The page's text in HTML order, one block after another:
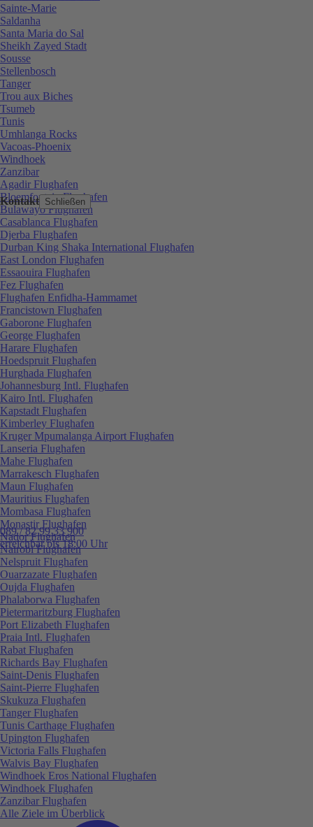
Kontakt Schließen
089 / 82 99 33 900
erreichbar bis 18:00 Uhr
Sainte-Marie
Saldanha
Santa Maria do Sal
Sheikh Zayed Stadt
Sousse
Stellenbosch
Tanger
Trou aux Biches
Tsumeb
Tunis
Umhlanga Rocks
Vacoas-Phoenix
Windhoek
Zanzibar
Agadir Flughafen
Bloemfontein Flughafen
Bulawayo Flughafen
Casablanca Flughafen
Djerba Flughafen
Durban King Shaka International Flughafen
East London Flughafen
Essaouira Flughafen
Fez Flughafen
Flughafen Enfidha-Hammamet
Francistown Flughafen
Gaborone Flughafen
George Flughafen
Harare Flughafen
Hoedspruit Flughafen
Hurghada Flughafen
Johannesburg Intl. Flughafen
Kairo Intl. Flughafen
Kapstadt Flughafen
Kimberley Flughafen
Kruger Mpumalanga Airport Flughafen
Lanseria Flughafen
Mahe Flughafen
Marrakesch Flughafen
Maun Flughafen
Mauritius Flughafen
Mombasa Flughafen
Monastir Flughafen
Nador Flughafen
Nairobi Flughafen
Nelspruit Flughafen
Ouarzazate Flughafen
Oujda Flughafen
Phalaborwa Flughafen
Pietermaritzburg Flughafen
Port Elizabeth Flughafen
Praia Intl. Flughafen
Rabat Flughafen
Richards Bay Flughafen
Saint-Denis Flughafen
Saint-Pierre Flughafen
Skukuza Flughafen
Tanger Flughafen
Tunis Carthage Flughafen
Upington Flughafen
Victoria Falls Flughafen
Walvis Bay Flughafen
Windhoek Eros National Flughafen
Windhoek Flughafen
Zanzibar Flughafen
Alle Ziele im Überblick